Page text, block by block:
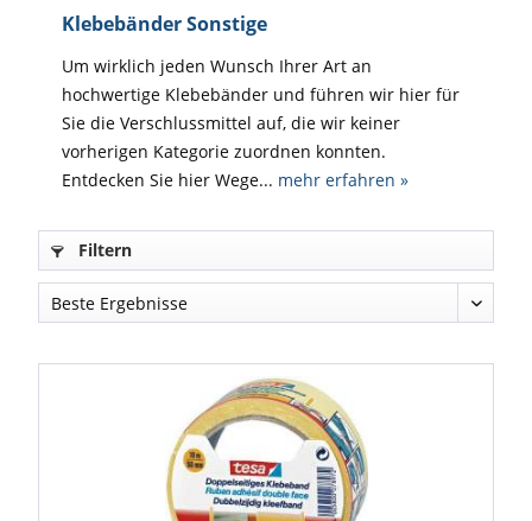
Klebebänder Sonstige
Um wirklich jeden Wunsch Ihrer Art an
hochwertige Klebebänder und führen wir hier für
Sie die Verschlussmittel auf, die wir keiner
vorherigen Kategorie zuordnen konnten.
Entdecken Sie hier Wege... mehr erfahren »
Filtern